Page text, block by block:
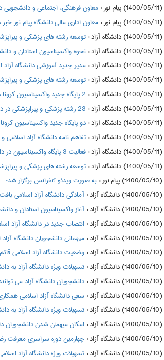
(1400/05/11) پیام نور : معاون فرهنگی، اجتماعی و دانشجویی
(1400/05/11) پیام نور
: معاون اداری مالی دانشگاه پیام نور خبر
(1400/05/11) دانشگاه آزاد
: توسعه رشته های پزشکی و
(1400/05/11) دانشگاه آزاد
: نحوه واکسیناسیون استادان و
(1400/05/11) دانشگاه آزاد
: مدیر جدید آموزشی دانشگاه
(1400/05/11) دانشگاه آزاد
: توسعه رشته های پزشکی و
(1400/05/11) دانشگاه آزاد
: 2 پایگاه جدید واکسیناسیون کرونا در دانشگاه آزاد اسلامی مشهد راه اندازی می شود
(1400/05/11) دانشگاه آزاد
: 23 رشته پزشکی و پیراپزشکی در دانشگاه آزاد اسلامی فعال است
(1400/05/11) دانشگاه آزاد
: دو پایگاه جدید واکسیناسیون
(1400/05/11) دانشگاه آزاد
: تفاهم نامه دانشگاه آزاد
(1400/05/11) دانشگاه آزاد
: فعالیت 3 پایگاه واکسیناسیون در دانشگاه آزاد اسلامی مشهد
(1400/05/11) دانشگاه آزاد
: توسعه رشته های پزشکی و
(1400/05/10) پیام نور
: به صورت ویدئو کنفرانس برگزار شد؛
(1400/05/10) دانشگاه آزاد
: آمادگی دانشگاه آزاد اسلامی
(1400/05/10) دانشگاه آزاد
: آغاز واکسیناسیون استادان و
(1400/05/10) دانشگاه آزاد
: انتصاب جدید در دانشگاه آزاد
(1400/05/10) دانشگاه آزاد
: میهمانی دانشجویان دانشگاه آزاد
(1400/05/10) دانشگاه آزاد
: وضعیت دانشگاه آزاد اسلامی
(1400/05/10) دانشگاه آزاد
: تسهیلات ویژه دانشگاه آزاد به
(1400/05/10) دانشگاه آزاد
: دانشجویان دانشگاه آزاد می
(1400/05/10) دانشگاه آزاد
: سعی دانشگاه آزاد اسلامی
(1400/05/10) دانشگاه آزاد
: تسهیلات ویژه دانشگاه آزاد به
(1400/05/10) دانشگاه آزاد
: امکان میهمان شدن دانشجویان
(1400/05/10) دانشگاه آزاد
: چهارمین دوره سراسری معرفت
(1400/05/10) دانشگاه آزاد
: تسهیلات ویژه دانشگاه آزاد